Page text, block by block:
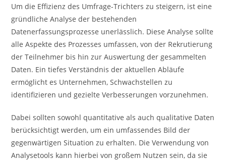
Um die Effizienz des Umfrage-Trichters zu steigern, ist eine
gründliche Analyse der bestehenden
Datenerfassungsprozesse unerlässlich. Diese Analyse sollte
alle Aspekte des Prozesses umfassen, von der Rekrutierung
der Teilnehmer bis hin zur Auswertung der gesammelten
Daten. Ein tiefes Verständnis der aktuellen Abläufe
ermöglicht es Unternehmen, Schwachstellen zu
identifizieren und gezielte Verbesserungen vorzunehmen.
Dabei sollten sowohl quantitative als auch qualitative Daten
berücksichtigt werden, um ein umfassendes Bild der
gegenwärtigen Situation zu erhalten. Die Verwendung von
Analysetools kann hierbei von großem Nutzen sein, da sie